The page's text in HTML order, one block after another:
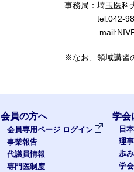
事務局：埼玉医
tel:042-984-
※なお、領域講習
会員の方へ
会員専用ページ ログイン
事業報告
代議員情報
専門医制度
学会
日
理
歩
学